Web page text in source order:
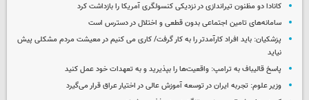
کانادا دو مظنون تیراندازی در نزدیکی کنسولگری آمریکا را بازداشت کرد
سامانه‌های تامین اجتماعی بدون قطعی و اختلال در دسترس است
پزشکیان: باید افراد کارآمدتر را به کار گرفت/ کاری می کنیم در معیشت مردم مشکلی پیش
نیاید
پاسخ قالیباف به ترامپ: واقعیت‌ها را بپذیرید و به تعهدات خود عمل کنید
وزیر علوم: تجربه ایران در توسعه آموزش عالی در اختیار عراق قرار می‌گیرد